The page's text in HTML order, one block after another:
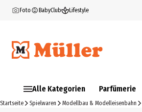
Foto BabyClub Lifestyle
Alle Kategorien Parfümerie
Startseite Spielwaren Modellbau & Modelleisenbahn